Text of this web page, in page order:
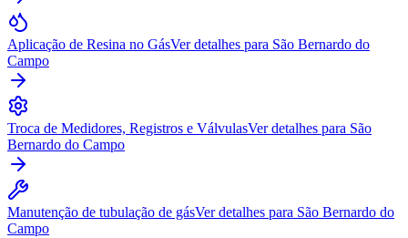
Aplicação de Resina no GásVer detalhes para São Bernardo do
Campo
Troca de Medidores, Registros e VálvulasVer detalhes para São
Bernardo do Campo
Manutenção de tubulação de gásVer detalhes para São Bernardo do
Campo